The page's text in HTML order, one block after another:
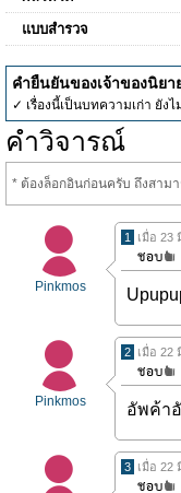
แบบสำรวจ
คำยืนยันของเจ้าของนิย
✓ เรื่องนี้เป็นบทความเก่า ยัง
คำวิจารณ์
* ต้องล็อกอินก่อนครับ ถึงสาม
Pinkmos
1 เมื่อ 23
Pinkmos
2 เมื่อ 22
อัพค้า
3 เมื่อ 22